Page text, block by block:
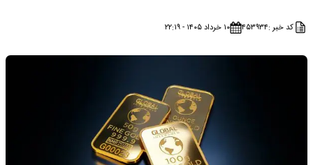
کد خبر :۴۵۳۹۳۴ ۱۰ خرداد ۱۴۰۵ - ۲۲:۱۹